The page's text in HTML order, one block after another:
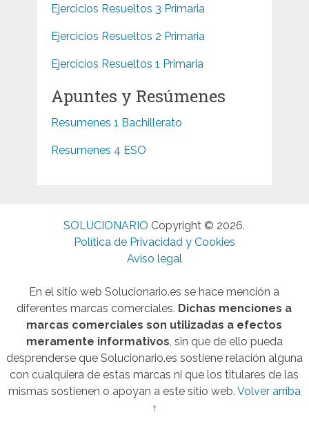
Ejercicios Resueltos 3 Primaria
Ejercicios Resueltos 2 Primaria
Ejercicios Resueltos 1 Primaria
Apuntes y Resúmenes
Resumenes 1 Bachillerato
Resumenes 4 ESO
SOLUCIONARIO Copyright © 2026.
Política de Privacidad y Cookies
Aviso legal
En el sitio web Solucionario.es se hace mención a
diferentes marcas comerciales. Dichas menciones a
marcas comerciales son utilizadas a efectos
meramente informativos , sin que de ello pueda
desprenderse que Solucionario.es sostiene relación alguna
con cualquiera de estas marcas ni que los titulares de las
mismas sostienen o apoyan a este sitio web. Volver arriba
↑